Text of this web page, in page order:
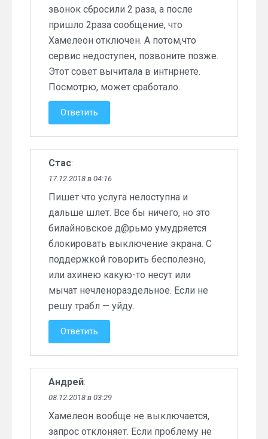
звонок сбросили 2 раза, а после
пришло 2раза сообщение, что
Хамелеон отключен. А потом,что
сервис недоступен, позвоните позже.
Этот совет вычитала в интнрнете.
Посмотрю, может сработало.
Ответить
Стас:
17.12.2018 в 04:16
Пишет что услуга нелоступна и
дальше шлет. Все бы ничего, но это
билайновское д@рьмо умудряется
блокировать выключение экрана. С
поддержкой говорить бесполезно,
или ахинею какую-то несут или
мычат нечленораздельное. Если не
решу трабл — уйду.
Ответить
Андрей:
08.12.2018 в 03:29
Хамелеон вообще не выключается,
запрос отклоняет. Если проблему не